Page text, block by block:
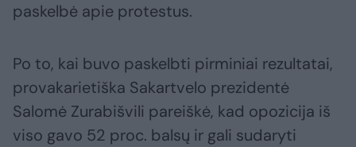
paskelbė apie protestus.
Po to, kai buvo paskelbti pirminiai rezultatai,
provakarietiška Sakartvelo prezidentė
Salomė Zurabišvili pareiškė, kad opozicija iš
viso gavo 52 proc. balsų ir gali sudaryti